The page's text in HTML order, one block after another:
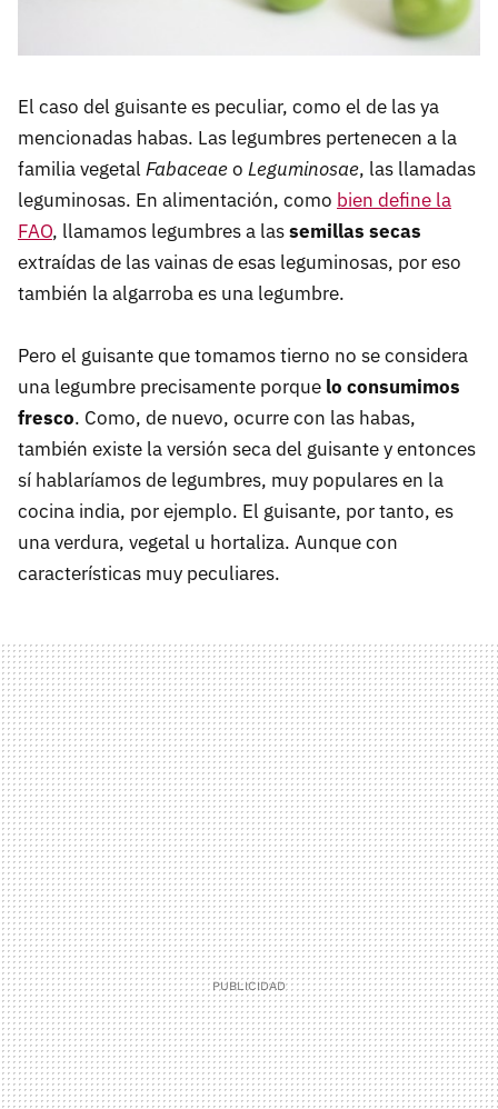
El caso del guisante es peculiar, como el de las ya
mencionadas habas. Las legumbres pertenecen a la
familia vegetal Fabaceaeo Leguminosae, las llamadas
leguminosas. En alimentación, como bien define la
FAO, llamamos legumbres a lassemillas secas
extraídas de las vainas de esas leguminosas, por eso
también la algarroba es una legumbre.
Pero el guisante que tomamos tierno no se considera
una legumbre precisamente porque lo consumimos
fresco. Como, de nuevo, ocurre con las habas,
también existe la versión seca del guisante y entonces
sí hablaríamos de legumbres, muy populares en la
cocina india, por ejemplo. El guisante, por tanto, es
una verdura, vegetal u hortaliza. Aunque con
características muy peculiares.